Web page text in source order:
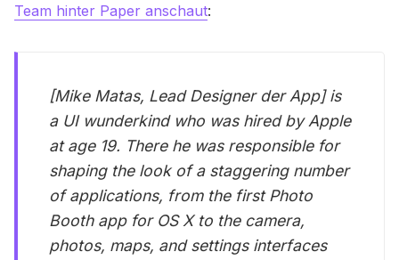
Team hinter Paper anschaut:
[Mike Matas, Lead Designer der App] is
a UI wunderkind who was hired by Apple
at age 19. There he was responsible for
shaping the look of a staggering number
of applications, from the first Photo
Booth app for OS X to the camera,
photos, maps, and settings interfaces